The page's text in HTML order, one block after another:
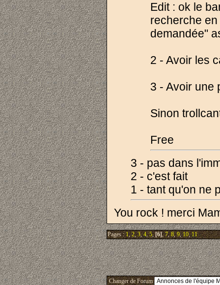
Edit : ok le
recherche
demandée"
2 - Avoir les
3 - Avoir une
Sinon
Free
3 - pas dans
2 - c'est fait
1 - tant qu'on ne
You rock ! merci
Pages :1,2,3,4,5,[6],7,8,9,10,11
Changer de Forum